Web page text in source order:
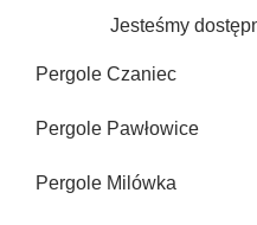
Jesteśmy
Pergole Czaniec
Pergole Pawłowice
Pergole Milówka